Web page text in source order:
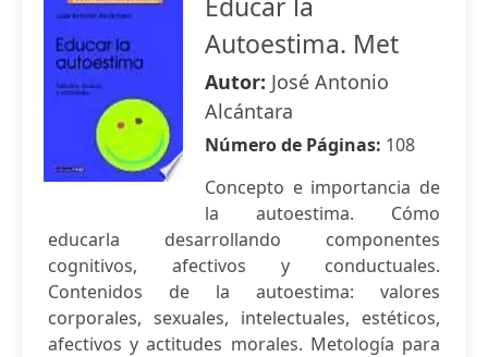
Autoestima. Met
Autor: José Antonio
Alcántara
Número de Páginas: 108
Concepto e importancia de
la autoestima. Cómo
educarla desarrollando componentes
cognitivos, afectivos y conductuales.
Contenidos de la autoestima: valores
corporales, sexuales, intelectuales, estéticos,
afectivos y actitudes morales. Metología para